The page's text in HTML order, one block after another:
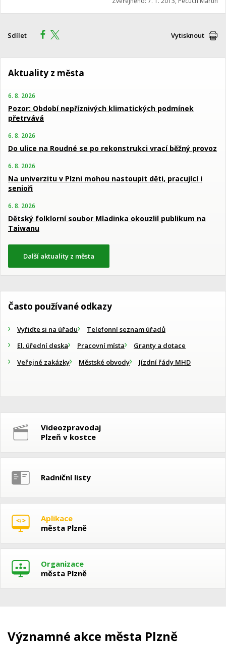
Sdílet Vytisknout
Aktuality z města
6. 8. 2026
Pozor: Období nepříznivých klimatických podmínek
přetrvává
6. 8. 2026
Do ulice na Roudné se po rekonstrukci vrací běžný provoz
6. 8. 2026
Na univerzitu v Plzni mohou nastoupit děti, pracující i
senioři
6. 8. 2026
Dětský folklorní soubor Mladinka okouzlil publikum na
Taiwanu
Další aktuality z města
Často používané odkazy
Vyřiďte si na úřadu
Telefonní seznam úřadů
El. úřední deska
Pracovní místa
Granty a dotace
Veřejné zakázky
Městské obvody Jízdní řády MHD
Videozpravodaj
Plzeň v kostce
Radniční listy
Aplikace
města Plzně
Organizace
města Plzně
Významné akce města Plzně